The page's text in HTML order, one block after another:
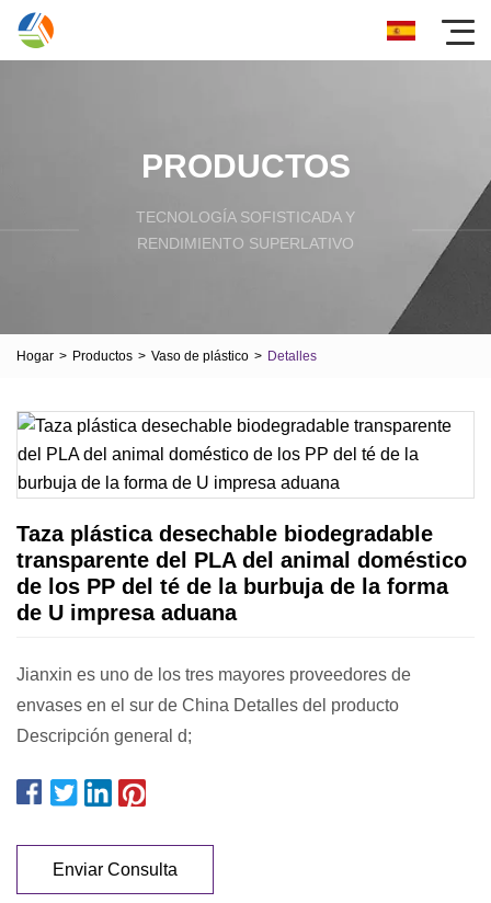
PRODUCTOS
TECNOLOGÍA SOFISTICADA Y
RENDIMIENTO SUPERLATIVO
Hogar > Productos > Vaso de plástico > Detalles
Taza plástica desechable biodegradable
transparente del PLA del animal doméstico
de los PP del té de la burbuja de la forma
de U impresa aduana
Jianxin es uno de los tres mayores proveedores de
envases en el sur de China Detalles del producto
Descripción general d;
Enviar Consulta